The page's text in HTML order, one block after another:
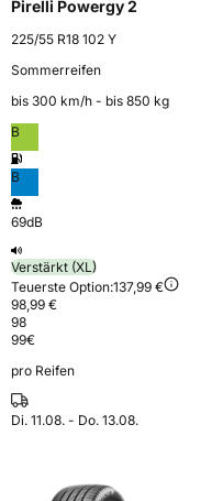
Pirelli Powergy 2
225/55 R18 102 Y
Sommerreifen
bis 300 km⁠/⁠h - bis 850 kg
B
B
69dB
Verstärkt (XL)
Teuerste Option:137,99 €
98,99 €
98
99€
pro Reifen
Di. 11.08. - Do. 13.08.